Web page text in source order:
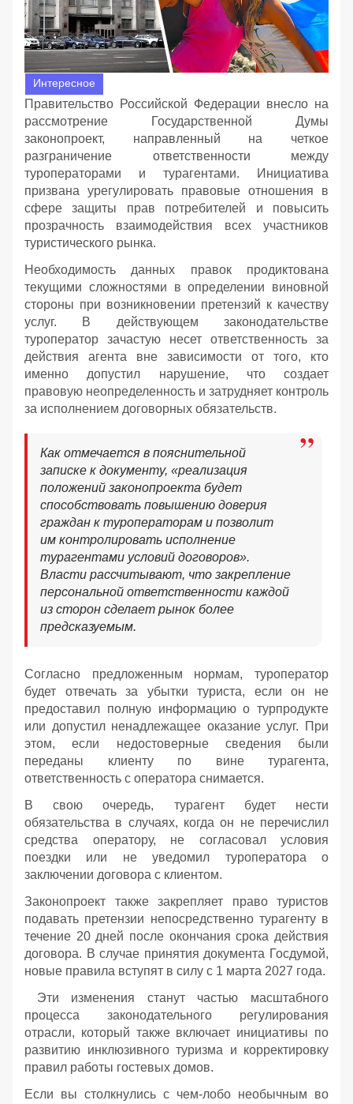
Интересное
Правительство Российской Федерации внесло на
рассмотрение Государственной Думы
законопроект, направленный на четкое
разграничение ответственности между
туроператорами и турагентами. Инициатива
призвана урегулировать правовые отношения в
сфере защиты прав потребителей и повысить
прозрачность взаимодействия всех участников
туристического рынка.
Необходимость данных правок продиктована
текущими сложностями в определении виновной
стороны при возникновении претензий к качеству
услуг. В действующем законодательстве
туроператор зачастую несет ответственность за
действия агента вне зависимости от того, кто
именно допустил нарушение, что создает
правовую неопределенность и затрудняет контроль
за исполнением договорных обязательств.
Как отмечается в пояснительной
записке к документу, «реализация
положений законопроекта будет
способствовать повышению доверия
граждан к туроператорам и позволит
им контролировать исполнение
турагентами условий договоров».
Власти рассчитывают, что закрепление
персональной ответственности каждой
из сторон сделает рынок более
предсказуемым.
Согласно предложенным нормам, туроператор
будет отвечать за убытки туриста, если он не
предоставил полную информацию о турпродукте
или допустил ненадлежащее оказание услуг. При
этом, если недостоверные сведения были
переданы клиенту по вине турагента,
ответственность с оператора снимается.
В свою очередь, турагент будет нести
обязательства в случаях, когда он не перечислил
средства оператору, не согласовал условия
поездки или не уведомил туроператора о
заключении договора с клиентом.
Законопроект также закрепляет право туристов
подавать претензии непосредственно турагенту в
течение 20 дней после окончания срока действия
договора. В случае принятия документа Госдумой,
новые правила вступят в силу с 1 марта 2027 года.
Эти изменения станут частью масштабного
процесса законодательного регулирования
отрасли, который также включает инициативы по
развитию инклюзивного туризма и корректировку
правил работы гостевых домов.
Если вы столкнулись с чем-лобо необычным во